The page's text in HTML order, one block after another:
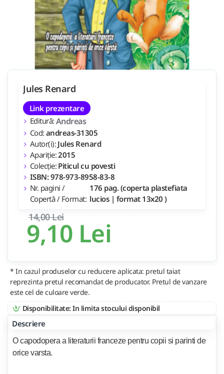
9,10 Lei
14,00 Lei
Jules Renard
Link prezentare
Editură: Andreas
Cod: andreas-31305
Autor(i): Jules Renard
Apariție:2015
Colecție: Piticul cu povesti
ISBN: 978-973-8958-83-8
Nr. pagini /
Copertă / Format:
176 pag. (coperta plastefiata
lucios | format 13x20 )
* In cazul produselor cu reducere aplicata: pretul taiat
reprezinta pretul recomandat de producator. Pretul de vanzare
este cel de culoare verde.
Disponibilitate: In limita stocului disponibil
Descriere
O capodopera a literaturii franceze pentru copii si parinti de
orice varsta.